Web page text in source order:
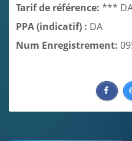
Tarif de référence: ***
PPA (indicatif) : DA
Num Enregistrement: